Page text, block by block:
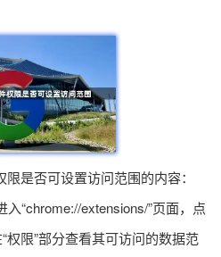
是否可设置访问范围的内容：
入“chrome://extensions/”页面，点
权限”部分查看其可访问的数据范